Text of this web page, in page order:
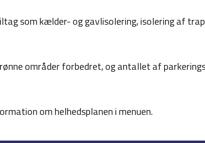
som kælder- og gavlisolering, isolering af
områder forbedret, og antallet af
om helhedsplanen i menuen.